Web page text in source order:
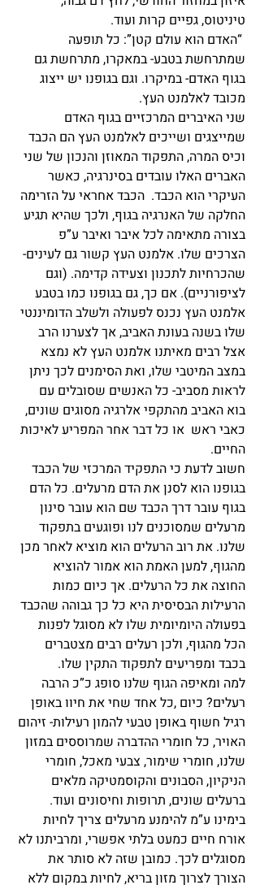
טיניטוס, גפיים קרות ועוד.
“האדם הוא עולם קטן”: כל תופעה
שמתרחשת בטבע- במאקרו, מתרחשת גם
בגוף האדם- במיקרו. וגם בגופנו יש ייצוג
מכובד לאלמנט העץ.
שני האיברים המרכזיים בגוף האדם
שמייצגים ושייכים לאלמנט העץ הם הכבד
וכיס המרה, התפקוד המאוזן והנכון של שני
האברים האלו עובדים בסינרגיה, כאשר
העיקרי הוא הכבד.  הכבד אחראי על הזרימה
החלקה של האנרגיה בגוף, ולכך שהיא תגיע
בצורה מתאימה לכל איבר ואיבר ע”פ
הצרכים שלו. אלמנט העץ קשור גם לעינים-
שהכרחיות לתכנון וצעידה קדימה. (וגם
לציפורניים). אם כך, גם בגופנו כמו בטבע
אלמנט העץ נכנס לפעולה ולשלב הדומיננטי
שלו בשנה בעונת האביב, אך לצערנו הרב
אצל רבים מאיתנו אלמנט העץ לא נמצא
במצב המיטבי שלו, ואת הסימנים לכך ניתן
לראות מסביב- כל האנשים שסובלים עם
בוא האביב מהתקפי אלרגיה מסוגים שונים,
כאבי ראש  או כל דבר אחר המפריע לאיכות
החיים.
חשוב לדעת כי התפקיד המרכזי של הכבד
בגופנו הוא לסנן את הדם מרעלים. כל הדם
בגוף עובר דרך הכבד שם הוא עובר סינון
מרעלים שמסוכנים לנו ופוגעים בתפקוד
שלנו. את רוב הרעלים הוא מוציא לאחר מכן
מהגוף, למען האמת הוא אמור להוציא
החוצה את כל הרעלים. אך כיום כמות
הרעילות הבסיסית היא כל כך גבוהה שהכבד
בפעולה היומיומית שלו לא מסוגל לפנות
הכל מהגוף, ולכן רעלים רבים מצטברים
בכבד ומפריעים לתפקוד התקין שלו.
למה ומאיפה הגוף שלנו סופג כ”כ הרבה
רעלים? כיום ,כל אחד שחי את חיוו באופן
רגיל חשוף באופן טבעי להמון רעילות- זיהום
האויר, כל חומרי ההדברה שמרוססים במזון
שלנו, חומרי שימור, צבעי מאכל, חומרי
הניקיון, הסבונים והקוסמטיקה מלאים
ברעלים שונים, תרופות וחיסונים ועוד.
בימינו ע”מ להימנע מרעלים צריך לחיות
אורח חיים כמעט בלתי אפשרי, ומרביתנו לא
מסוגלים לכך. כמובן שזה לא סותר את
הצורך לצרוך מזון בריא, לחיות במקום ללא